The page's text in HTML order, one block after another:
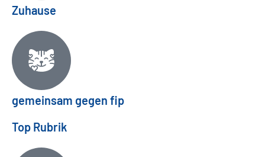
Zuhause
gemeinsam gegen fip
Top Rubrik